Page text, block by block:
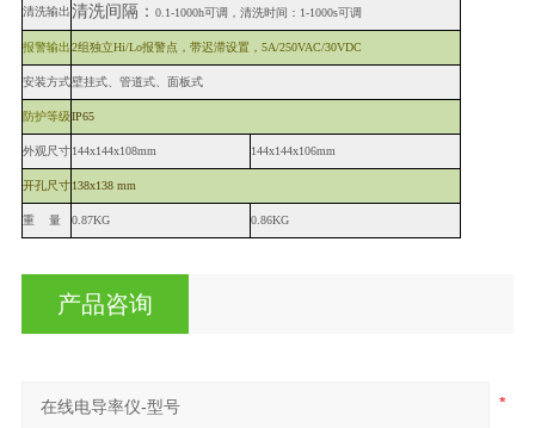
清洗输出清洗间隔： 0.1-1000h可调，清洗时间：1-1000s可调
报警输出2组独立Hi/Lo报警点，带迟滞设置，5A/250VAC/30VDC
安装方式壁挂式、管道式、面板式
防护等级IP65
外观尺寸144x144x108mm 144x144x106mm
开孔尺寸138x138 mm
重 量 0.87KG 0.86KG
产品咨询